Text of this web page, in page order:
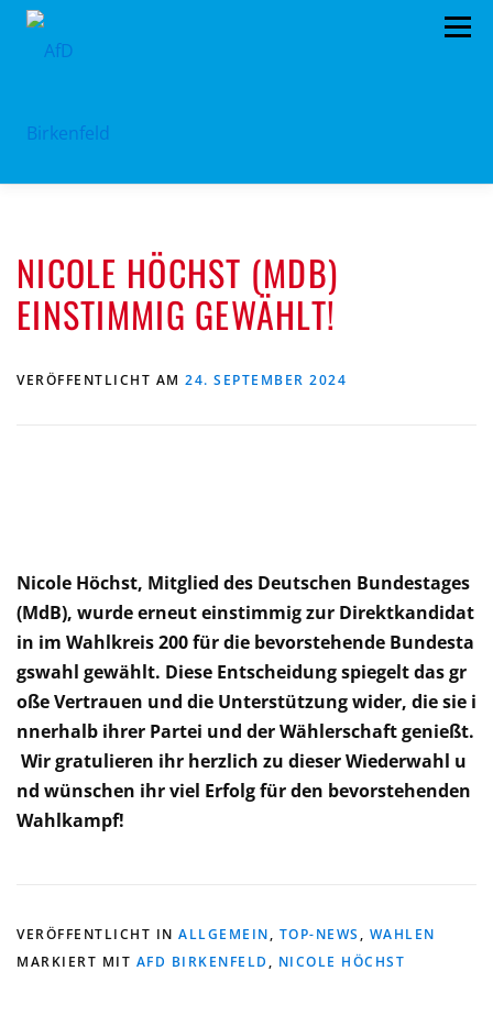
Zum
Menü
AKTUELLES TERMINE MITMACHEN!
KONTAKT
NICOLE HÖCHST (MDB)
EINSTIMMIG GEWÄHLT!
VERÖFFENTLICHT AM 24. SEPTEMBER 2024
Nicole Höchst, Mitglied des Deutschen Bundestages
(MdB), wurde erneut einstimmig zur Direktkandidat
in im Wahlkreis 200 für die bevorstehende Bundesta
gswahl gewählt. Diese Entscheidung spiegelt das gr
oße Vertrauen und die Unterstützung wider, die sie i
nnerhalb ihrer Partei und der Wählerschaft genießt.
Wir gratulieren ihr herzlich zu dieser Wiederwahl u
nd wünschen ihr viel Erfolg für den bevorstehenden
Wahlkampf!
VERÖFFENTLICHT IN ALLGEMEIN, TOP-NEWS , WAHLEN
MARKIERT MIT AFD BIRKENFELD , NICOLE HÖCHST